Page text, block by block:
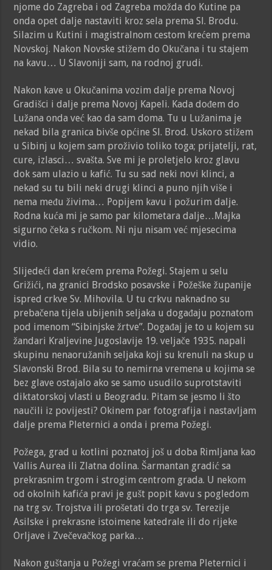
njome do Zagreba i od Zagreba možda do Kutine pa
onda opet dalje nastaviti kroz sela prema Sl. Brodu.
Silazim u Kutini i magistralnom cestom krećem prema
Novskoj. Nakon Novske stižem do Okučana i tu stajem
na kavu… U Slavoniji sam, na rodnoj grudi.
Nakon kave u Okučanima vozim dalje prema Novoj
Gradišci i dalje prema Novoj Kapeli. Kada dođem do
Lužana onda već kao da sam doma. Tu u Lužanima je
nekad bila granica bivše općine Sl. Brod. Uskoro stižem
u Sibinj u kojem sam proživio toliko toga; prijatelji, rat,
cure, izlasci… svašta. Sve mi je proletjelo kroz glavu
dok sam ulazio u kafić. Tu su sad neki novi klinci, a
nekad su tu bili neki drugi klinci a puno njih više i
nema među živima… Popijem kavu i požurim dalje.
Rodna kuća mi je samo par kilometara dalje…Majka
sigurno čeka s ručkom. Ni nju nisam već mjesecima
vidio.
Slijedeći dan krećem prema Požegi. Stajem u selu
Grižići, na granici Brodsko posavske i Požeške županije
ispred crkve Sv. Mihovila. U tu crkvu naknadno su
prebačena tijela ubijenih seljaka u događaju poznatom
pod imenom “Sibinjske žrtve”. Događaj je to u kojem su
žandari Kraljevine Jugoslavije 19. veljače 1935. napali
skupinu nenaoružanih seljaka koji su krenuli na skup u
Slavonski Brod. Bila su to nemirna vremena u kojima se
bez glave ostajalo ako se samo usudilo suprotstaviti
diktatorskoj vlasti u Beogradu. Pitam se jesmo li što
naučili iz povijesti? Okinem par fotografija i nastavljam
dalje prema Pleternici a onda i prema Požegi.
Požega, grad u kotlini poznatoj još u doba Rimljana kao
Vallis Aurea ili Zlatna dolina. Šarmantan gradić sa
prekrasnim trgom i strogim centrom grada. U nekom
od okolnih kafića pravi je gušt popit kavu s pogledom
na trg sv. Trojstva ili prošetati do trga sv. Terezije
Asilske i prekrasne istoimene katedrale ili do rijeke
Orljave i Zvečevačkog parka…
Nakon guštanja u Požegi vraćam se prema Pleternici i